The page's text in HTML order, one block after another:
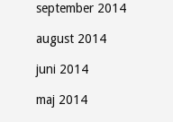
september 2014
august 2014
juni 2014
maj 2014